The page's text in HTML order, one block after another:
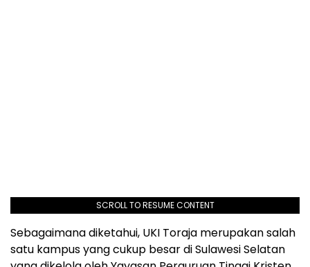
SCROLL TO RESUME CONTENT
Sebagaimana diketahui, UKI Toraja merupakan salah
satu kampus yang cukup besar di Sulawesi Selatan